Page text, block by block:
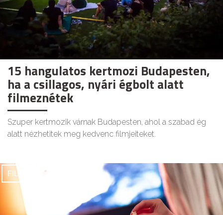
15 hangulatos kertmozi Budapesten,
ha a csillagos, nyári égbolt alatt
filmeznétek
Szuper kertmozik várnak Budapesten, ahol a szabad ég
alatt nézhetitek meg kedvenc filmjeiteket.
FILMEK